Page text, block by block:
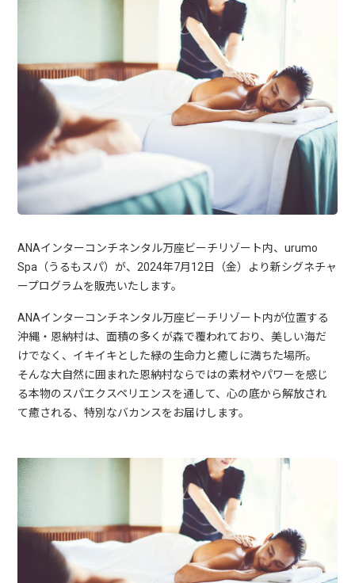
ANAインターコンチネンタル万座ビーチリゾート内、urumo
Spa（うるもスパ）が、2024年7月12日（金）より新シグネチャ
ープログラムを販売いたします。
ANAインターコンチネンタル万座ビーチリゾート内が位置する
沖縄・恩納村は、面積の多くが森で覆われており、美しい海だ
けでなく、イキイキとした緑の生命力と癒しに満ちた場所。
そんな大自然に囲まれた恩納村ならではの素材やパワーを感じ
る本物のスパエクスペリエンスを通して、心の底から解放され
て癒される、特別なバカンスをお届けします。